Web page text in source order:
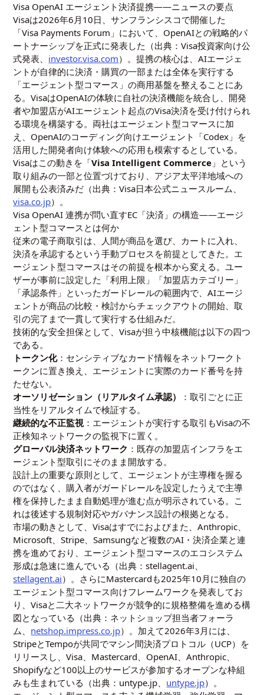
Visa OpenAI エージェント決済提携——ニュースの要点
Visaは2026年6月10日、サンフランシスコで開催した
「Visa Payments Forum」において、OpenAIとの戦略的パ
ートナーシップを正式に発表した（出典：Visa投資家向け公
式発表、 investor.visa.com）。提携の核心は、AIエージェ
ントが自律的に決済・購買の一部または全体を実行する
「エージェント型コマース」の商用基盤を整えることにあ
る。VisaはOpenAIの体験に自社の決済機能を統合し、開発
者や加盟店がAIエージェント起点のVisa決済を受け付けられ
る環境を構築する。両社はエージェント型コマースに加
え、OpenAIのコーディング向けエージェント「Codex」を
活用した開発者向け体験への応用も模索するとしている。
Visaはこの動きを「Visa Intelligent Commerce 」という
取り組みの一部と位置づけており、アジア太平洋地域への
展開も公表済みだ（出典：Visa日本公式ニュースルーム、
visa.co.jp）。
Visa OpenAI 連携が問い直すEC「決済」の構造——エージ
ェント型コマースとは何か
従来の電子商取引は、人間が商品を選び、カートに入れ、
決済を承認するという手動プロセスを前提としてきた。エ
ージェント型コマースはその前提を根本から変える。ユー
ザーが事前に設定した「利用上限」「加盟店カテゴリー」
「承認条件」といったガードレールの範囲内で、AIエージ
ェントが商品の比較・検討からチェックアウトの開始、取
引の完了まで一貫して実行する仕組みだ。
技術的な安全担保として、Visaが担う中核機能は以下の四つ
である。
トークン化：センシティブなカード情報をネットワークト
ークンに置き換え、エージェントに実際のカード番号を持
たせない。
オーソリゼーション（リアルタイム承認）
：取引ごとに正
当性をリアルタイムで検証する。
継続的な不正監視：エージェントが実行する取引もVisaの不
正検知ネットワークの監視下に置く。
グローバル決済ネットワーク ：既存の加盟店インフラをエ
ージェント型取引にそのまま開放する。
設計上の重要な原則として、エージェントが主導権を握る
のではなく、購入者がガードレールを設定したうえで主導
権を保持したまま自動処理が進む点が明示されている。こ
れは後述する規制対応やガバナンス設計の根拠となる。
市場の動きとして、Visaはすでにおよびまた、Anthropic、
Microsoft、Stripe、Samsungなど複数のAI・決済企業と連
携を進めており、エージェント型コマースのエコシステム
形成は急速に進んでいる（出典：stellagent.ai、
stellagent.ai）。さらにMastercardも2025年10月に独自の
エージェント型コマース向けフレームワークを発表してお
り、Visaと二大ネットワークが競争的に規格整備を進める構
図となっている（出典：ネットショップ担当者フォーラ
ム、 netshop.impress.co.jp）。加えて2026年3月には、
StripeとTempoが共同でマシン間決済プロトコル（UCP）を
リリースし、Visa、Mastercard、OpenAI、Anthropic、
Shopifyなど100以上のサービスが参加するオープンな枠組
みも生まれている（出典：untype.jp、 untype.jp）。